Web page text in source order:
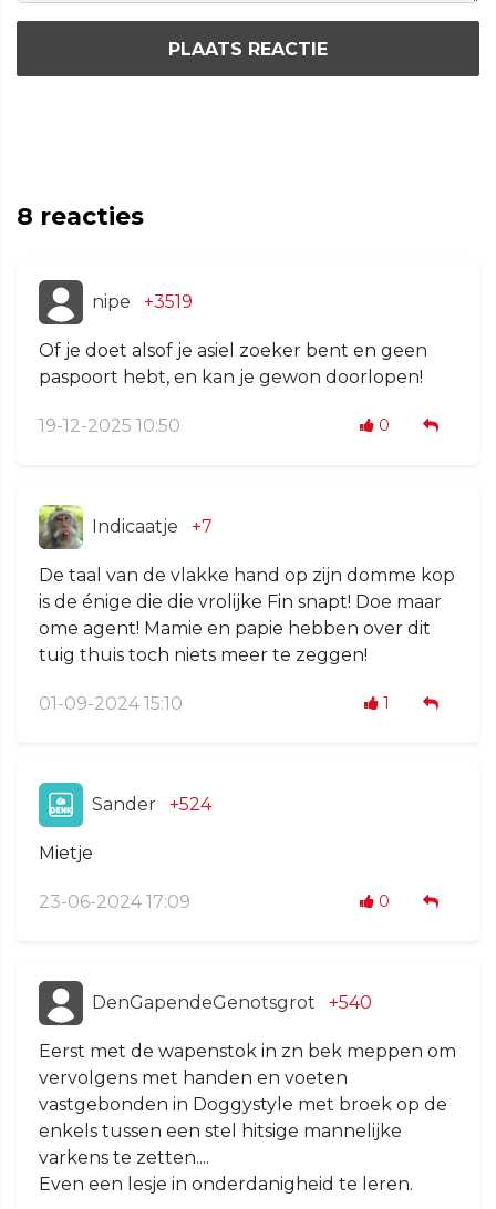
PLAATS REACTIE
8 reacties
nipe +3519
Of je doet alsof je asiel zoeker bent en geen
paspoort hebt, en kan je gewon doorlopen!
19-12-2025 10:50 0
Indicaatje +7
De taal van de vlakke hand op zijn domme kop
is de énige die die vrolijke Fin snapt! Doe maar
ome agent! Mamie en papie hebben over dit
tuig thuis toch niets meer te zeggen!
01-09-2024 15:10 1
Sander +524
Mietje
23-06-2024 17:09 0
DenGapendeGenotsgrot +540
Eerst met de wapenstok in zn bek meppen om
vervolgens met handen en voeten
vastgebonden in Doggystyle met broek op de
enkels tussen een stel hitsige mannelijke
varkens te zetten....
Even een lesje in onderdanigheid te leren.